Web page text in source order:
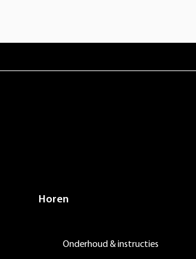
Horen
Onderhoud & instructies